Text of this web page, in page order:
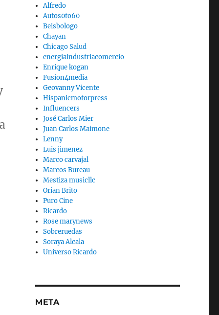
Alfredo
Autos0to60
Beisbologo
Chayan
Chicago Salud
energiaindustriacomercio
Enrique kogan
Fusion4media
Geovanny Vicente
Hispanicmotorpress
Influencers
José Carlos Mier
Juan Carlos Maimone
Lenny
Luis jimenez
Marco carvajal
Marcos Bureau
Mestiza musicllc
Orian Brito
Puro Cine
Ricardo
Rose marynews
Sobreruedas
Soraya Alcala
Universo Ricardo
META